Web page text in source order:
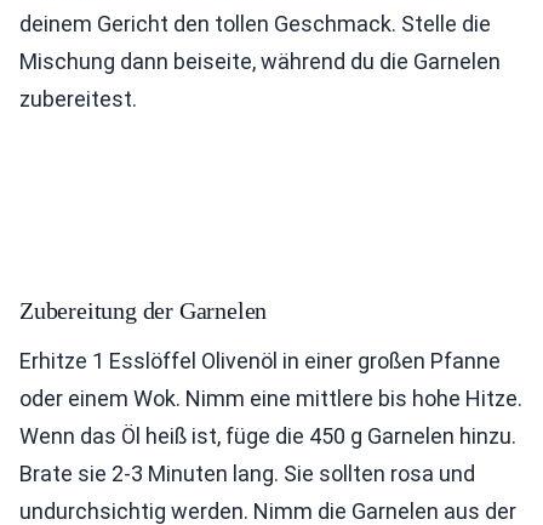
deinem Gericht den tollen Geschmack. Stelle die
Mischung dann beiseite, während du die Garnelen
zubereitest.
Zubereitung der Garnelen
Erhitze 1 Esslöffel Olivenöl in einer großen Pfanne
oder einem Wok. Nimm eine mittlere bis hohe Hitze.
Wenn das Öl heiß ist, füge die 450 g Garnelen hinzu.
Brate sie 2-3 Minuten lang. Sie sollten rosa und
undurchsichtig werden. Nimm die Garnelen aus der